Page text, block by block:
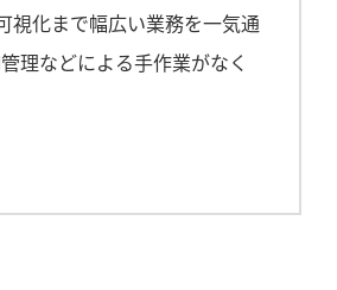
視化まで幅広い業務を一気通
理などによる手作業がなく